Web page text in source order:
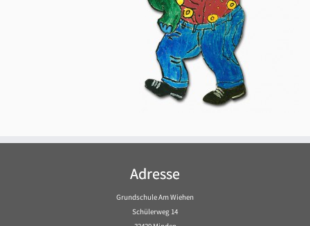
Adresse
Grundschule Am Wiehen
Schülerweg 14